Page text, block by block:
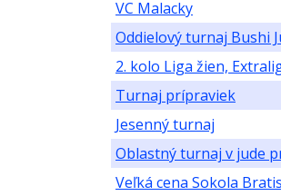
VC Malacky
Oddielový turnaj Bushi
2. kolo Liga žien,
Turnaj prípraviek
Jesenný turnaj
Oblastný turnaj v jude
Veľká cena Sokola